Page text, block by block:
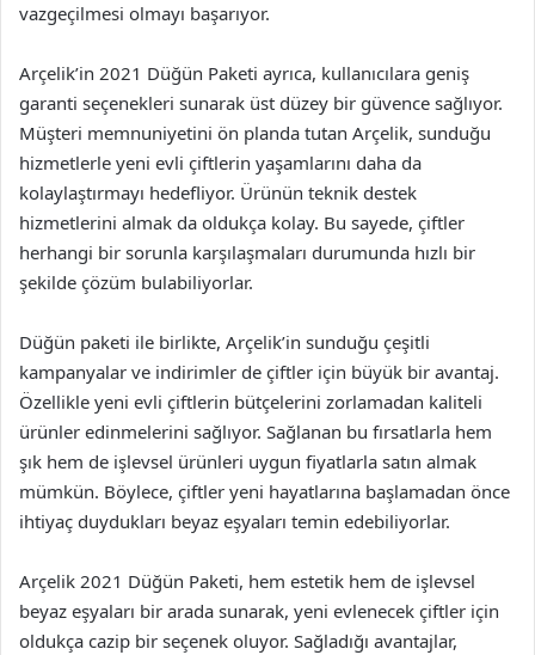
vazgeçilmesi olmayı başarıyor.
Arçelik’in 2021 Düğün Paketi ayrıca, kullanıcılara geniş
garanti seçenekleri sunarak üst düzey bir güvence sağlıyor.
Müşteri memnuniyetini ön planda tutan Arçelik, sunduğu
hizmetlerle yeni evli çiftlerin yaşamlarını daha da
kolaylaştırmayı hedefliyor. Ürünün teknik destek
hizmetlerini almak da oldukça kolay. Bu sayede, çiftler
herhangi bir sorunla karşılaşmaları durumunda hızlı bir
şekilde çözüm bulabiliyorlar.
Düğün paketi ile birlikte, Arçelik’in sunduğu çeşitli
kampanyalar ve indirimler de çiftler için büyük bir avantaj.
Özellikle yeni evli çiftlerin bütçelerini zorlamadan kaliteli
ürünler edinmelerini sağlıyor. Sağlanan bu fırsatlarla hem
şık hem de işlevsel ürünleri uygun fiyatlarla satın almak
mümkün. Böylece, çiftler yeni hayatlarına başlamadan önce
ihtiyaç duydukları beyaz eşyaları temin edebiliyorlar.
Arçelik 2021 Düğün Paketi, hem estetik hem de işlevsel
beyaz eşyaları bir arada sunarak, yeni evlenecek çiftler için
oldukça cazip bir seçenek oluyor. Sağladığı avantajlar,